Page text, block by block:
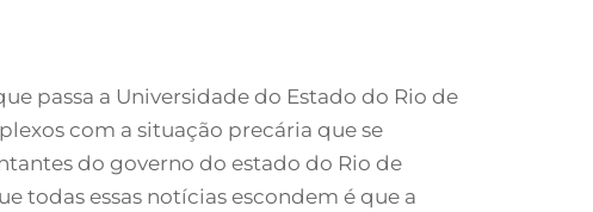
passa a Universidade do Estado do Rio de
com a situação precária que se
do governo do estado do Rio de
todas essas notícias escondem é que a